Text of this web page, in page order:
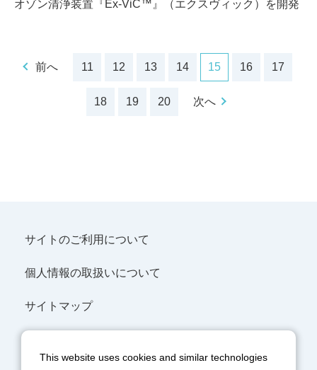
オゾン清浄装置『Ex-ViC™』（エクスヴィック）を開発
前へ 11 12 13 14 15 16 17
18 19 20 次へ
サイトのご利用について
個人情報の取扱いについて
サイトマップ
This website uses cookies and similar technologies